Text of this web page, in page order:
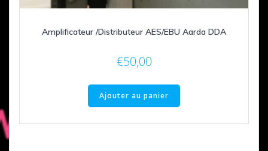
Amplificateur /Distributeur AES/EBU Aarda DDA
€50,00
Ajouter au panier